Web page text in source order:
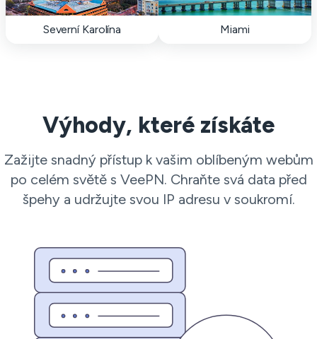
Severní Karolína Miami
Výhody, které získáte
Zažijte snadný přístup k vašim oblíbeným webům
po celém světě s VeePN. Chraňte svá data před
špehy a udržujte svou IP adresu v soukromí.